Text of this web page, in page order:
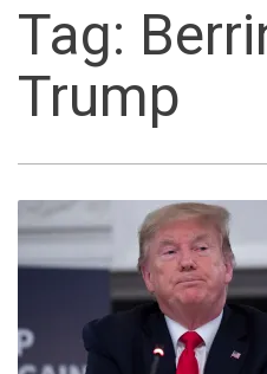
Tag:
Trump